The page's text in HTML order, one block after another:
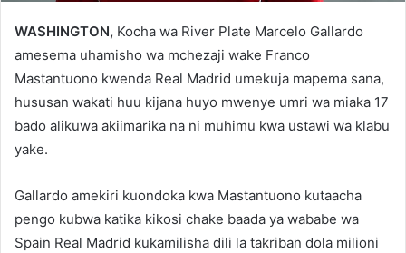
WASHINGTON, Kocha wa River Plate Marcelo Gallardo
amesema uhamisho wa mchezaji wake Franco
Mastantuono kwenda Real Madrid umekuja mapema sana,
hususan wakati huu kijana huyo mwenye umri wa miaka 17
bado alikuwa akiimarika na ni muhimu kwa ustawi wa klabu
yake.
Gallardo amekiri kuondoka kwa Mastantuono kutaacha
pengo kubwa katika kikosi chake baada ya wababe wa
Spain Real Madrid kukamilisha dili la takriban dola milioni